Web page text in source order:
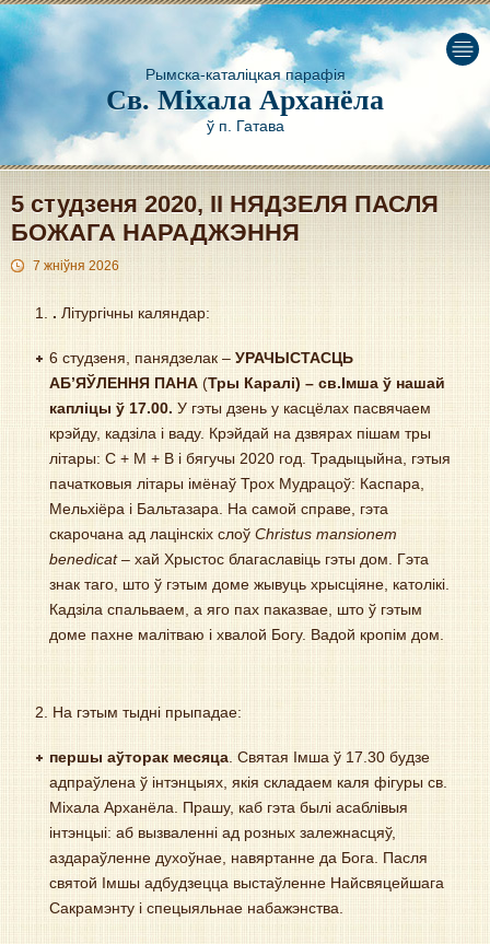
Рымска-каталіцкая парафія
Св. Міхала Арханёла
ў п. Гатава
5 студзеня 2020, II НЯДЗЕЛЯ ПАСЛЯ
БОЖАГА НАРАДЖЭННЯ
7 жніўня 2026
. Літургічны каляндар:
6 студзеня, панядзелак – УРАЧЫСТАСЦЬ
АБ’ЯЎЛЕННЯ ПАНА (Тры Каралі) – св.Імша ў нашай
капліцы ў 17.00. У гэты дзень у касцёлах пасвячаем
крэйду, кадзіла і ваду. Крэйдай на дзвярах пішам тры
літары: C + M + B і бягучы 2020 год. Традыцыйна, гэтыя
пачатковыя літары імёнаў Трох Мудрацоў: Каспара,
Мельхіёра і Бальтазара. На самой справе, гэта
скарочана ад лацінскіх слоў Christus mansionem
benedicat– хай Хрыстос благаславіць гэты дом. Гэта
знак таго, што ў гэтым доме жывуць хрысціяне, католікі.
Кадзіла спальваем, а яго пах паказвае, што ў гэтым
доме пахне малітваю і хвалой Богу. Вадой кропім дом.
На гэтым тыдні прыпадае:
першы аўторак месяца . Святая Імша ў 17.30 будзе
адпраўлена ў iнтэнцыях, якiя складаем каля фігуры св.
Міхала Арханёла. Прашу, каб гэта былі асаблівыя
інтэнцыі: аб вызваленні ад розных залежнасцяў,
аздараўленне духоўнае, навяртанне да Бога. Пасля
святой Імшы адбудзецца выстаўленне Найсвяцейшага
Сакрамэнту і спецыяльнае набажэнства.